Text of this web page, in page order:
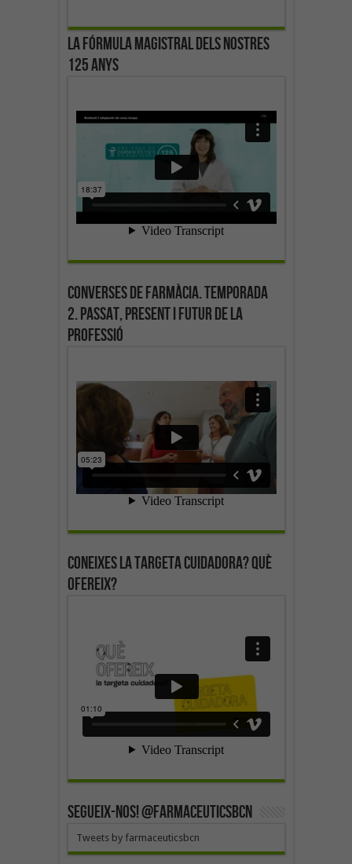
La fórmula magistral dels nostres
125 anys
Converses de farmàcia. Temporada
2. Passat, present i futur de la
professió
Coneixes la targeta cuidadora? Què
ofereix?
SEGUEIX-NOS! @farmaceuticsbcn
Tweets by farmaceuticsbcn